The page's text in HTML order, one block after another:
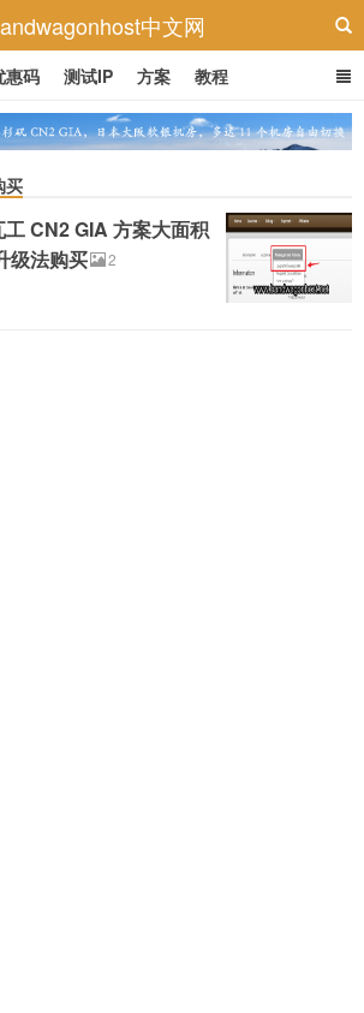
中文网
惠码 测试IP 方案 教程
买
工 CN2 GIA 方案大面积
级法购买
2